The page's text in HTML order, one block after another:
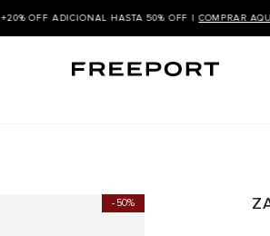
+20% OFF ADICIONAL HASTA 50% OFF |COMPRAR
50%